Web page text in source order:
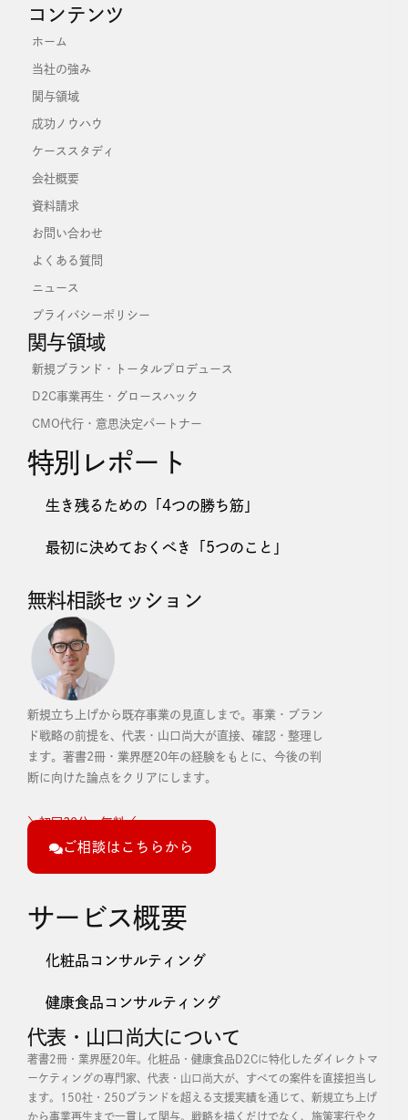
コンテンツ
ホーム
当社の強み
関与領域
成功ノウハウ
ケーススタディ
会社概要
資料請求
お問い合わせ
よくある質問
ニュース
プライバシーポリシー
関与領域
新規ブランド・トータルプロデュース
D2C事業再生・グロースハック
CMO代行・意思決定パートナー
特別レポート
生き残るための「4つの勝ち筋」
最初に決めておくべき「5つのこと」
無料相談セッション
新規立ち上げから既存事業の見直しまで。事業・ブラン
ド戦略の前提を、代表・山口尚大が直接、確認・整理し
ます。 著書2冊・業界歴20年の経験をもとに、今後の判
断に向けた論点をクリアにします。
＼初回30分・無料／
ご相談はこちらから
サービス概要
化粧品コンサルティング
健康食品コンサルティング
代表・山口尚大について
著書2冊・業界歴20年。化粧品・健康食品D2Cに特化したダイレクトマ
ーケティングの専門家、代表・山口尚大が、すべての案件を直接担当し
ます。
150社・250ブランドを超える支援実績を通じて、新規立ち上げ
から事業再生まで一貫して関与。戦略を描くだけでなく、施策実行やク